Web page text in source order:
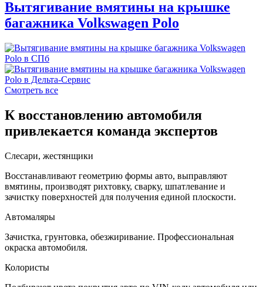
Вытягивание вмятины на крышке
багажника Volkswagen Polo
Смотреть все
К восстановлению автомобиля
привлекается команда экспертов
Слесари, жестянщики
Восстанавливают геометрию формы авто, выправляют
вмятины, производят рихтовку, сварку, шпатлевание и
зачистку поверхностей для получения единой плоскости.
Автомаляры
Зачистка, грунтовка, обезжиривание. Профессиональная
окраска автомобиля.
Колористы